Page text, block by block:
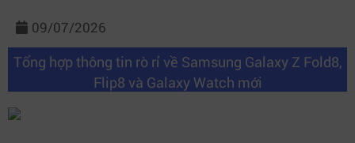
09/07/2026
Tổng hợp thông tin rò rỉ về Samsung Galaxy Z Fold8,
Flip8 và Galaxy Watch mới